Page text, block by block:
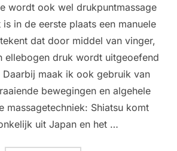
wordt ook wel drukpuntmassage
in de eerste plaats een manuele
dat door middel van vinger,
ellebogen druk wordt uitgeoefend
maak ik ook gebruik van
bewegingen en algehele
massagetechniek: Shiatsu komt
uit Japan en het …